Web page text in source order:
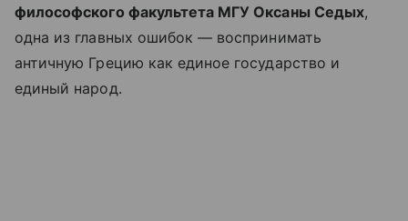
философского факультета МГУ Оксаны Седых,
одна из главных ошибок — воспринимать
античную Грецию как единое государство и
единый народ.